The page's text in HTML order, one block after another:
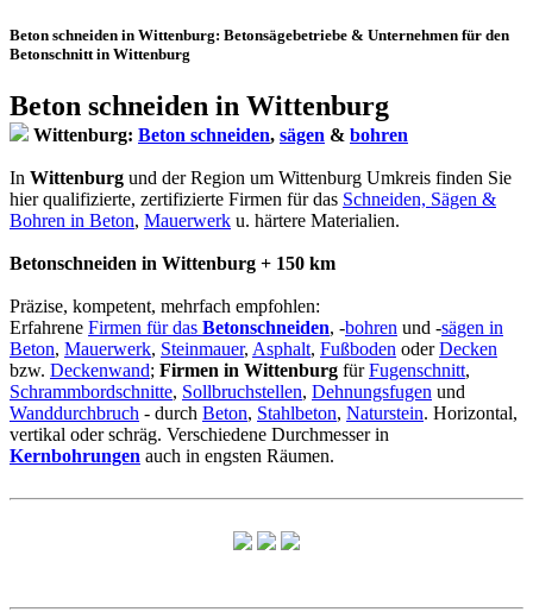
Beton schneiden in Wittenburg: Betonsägebetriebe & Unternehmen für den
Betonschnitt in Wittenburg
Beton schneiden in Wittenburg
Wittenburg: Beton schneiden, sägen & bohren
In Wittenburg und der Region um Wittenburg Umkreis finden Sie
hier qualifizierte, zertifizierte Firmen für das Schneiden, Sägen &
Bohren in Beton, Mauerwerk u. härtere Materialien.
Betonschneiden in Wittenburg + 150 km
Präzise, kompetent, mehrfach empfohlen:
Erfahrene Firmen für das Betonschneiden, -bohren und -sägen in
Beton, Mauerwerk, Steinmauer, Asphalt, Fußboden oderDecken
bzw. Deckenwand; Firmen in Wittenburg fürFugenschnitt,
Schrammbordschnitte, Sollbruchstellen, Dehnungsfugen und
Wanddurchbruch - durch Beton, Stahlbeton, Naturstein. Horizontal,
vertikal oder schräg. Verschiedene Durchmesser in
Kernbohrungen auch in engsten Räumen.